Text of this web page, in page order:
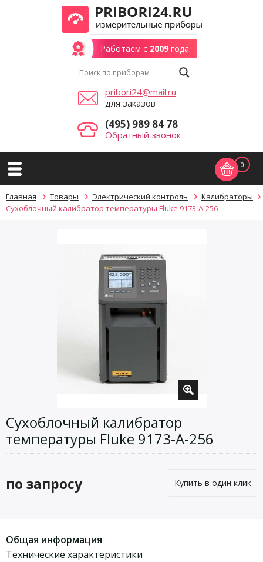
Работаем с 2009года.
pribori24@mail.ru
для заказов
(495) 989 84 78
Обратный звонок
0
Главная Товары Электрический контроль
Калибраторы
Сухоблочный калибратор температуры Fluke 9173-A-256
Сухоблочный калибратор
температуры Fluke 9173-A-256
по запросу Купить в один клик
Общая информация
Технические характеристики